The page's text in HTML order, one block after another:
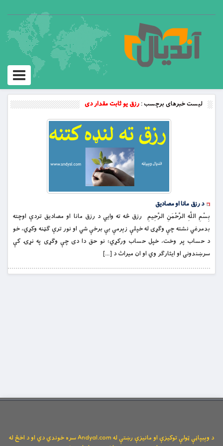
Toggle
لیست خبرهای برچسب :رزق یو ثابت مقدار دی
د رزق مانا او مصاديق
بِسْمِ اللَّهِ الرَّحْمَنِ الرَّحِيمِ رزق څه ته وايي د رزق مانا او مصاديق تردې اوچته
بدمرغي نشته چې وګړی له خپلې زېرمې بې برخې شي او نور ترې ګټنه وکړي، خو
د حساب پر وخت، خپل حساب ورکړي؛ نو حق دا دی چې وګړی په نړۍ کې
سرښندونی او ايثارګر وي او ان ميراث د […]
د وېبپاڼې ټولې توکیزې او مانیزې رښتې له Andyal.com سره خوندي دي او د اخځ له